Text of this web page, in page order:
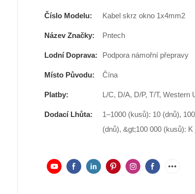
Číslo Modelu: Kabel skrz okno 1x4mm2
Název Značky: Pntech
Lodní Doprava: Podpora námořní přepravy
Místo Původu: Čína
Platby: L/C, D/A, D/P, T/T, Western
Dodací Lhůta:
1–1000 (kusů): 10 (dnů),
(dnů), &gt;100 000 (kusů): K